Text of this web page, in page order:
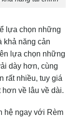
lựa chọn những
khả năng cản
lựa chọn những
dày hơn, cùng
rất nhiều, tuy giá
về lâu về dài.
hệ ngay với Rèm